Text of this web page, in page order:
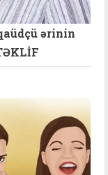
ərinin